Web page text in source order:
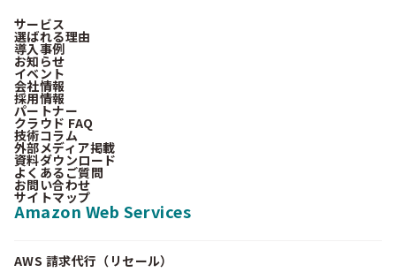
サービス
選ばれる理由
導入事例
お知らせ
イベント
会社情報
採用情報
パートナー
クラウド FAQ
技術コラム
外部メディア掲載
資料ダウンロード
よくあるご質問
お問い合わせ
サイトマップ
Amazon Web Services
AWS 請求代行（リセール）